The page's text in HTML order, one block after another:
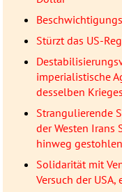
Stürzt das US-
imperialistische
desselben Krieges
Strangulierende
der Westen Irans
hinweg
Solidarität mit
Versuch der